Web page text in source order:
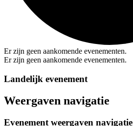
Er zijn geen aankomende evenementen.
Er zijn geen aankomende evenementen.
Landelijk evenement
Weergaven navigatie
Evenement weergaven navigatie